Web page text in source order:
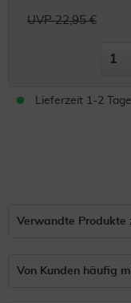
UVP 22,95 €
Lieferzeit 1-2 Tage
Verwandte Produkte
Von Kunden häufig